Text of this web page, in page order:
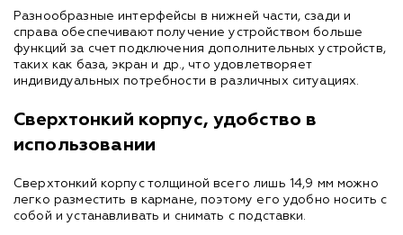
Разнообразные интерфейсы в нижней части, сзади и
справа обеспечивают получение устройством больше
функций за счет подключения дополнительных устройств,
таких как база, экран и др., что удовлетворяет
индивидуальных потребности в различных ситуациях.
Сверхтонкий корпус, удобство в
использовании
Сверхтонкий корпус толщиной всего лишь 14,9 мм можно
легко разместить в кармане, поэтому его удобно носить с
собой и устанавливать и снимать с подставки.